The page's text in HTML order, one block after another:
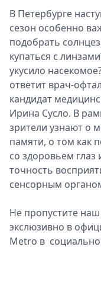
В Петербурге
сезон особенно
подобрать
купаться с
укусило
ответит врач-
кандидат
Ирина Сусло. В
зрители узнают о
памяти, о том как
со здоровьем глаз
точность
сенсорным
Не пропустите
экслюзивно в
Metro в